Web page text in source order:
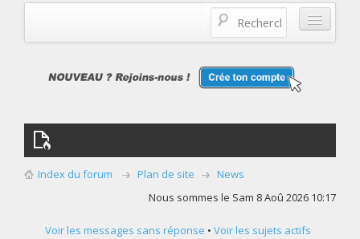
Qui sommes nous
Les membres
Index du forum Plan de site
News
Nous sommes le Sam 8 Aoû 2026 10:17
Voir les messages sans réponse • Voir les sujets actifs